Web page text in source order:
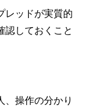
レッドが実質的
認しておくこと
、操作の分かり